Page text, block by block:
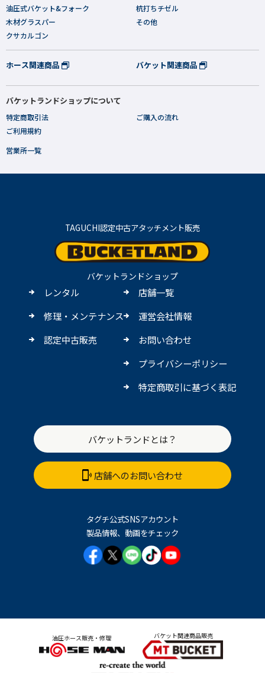
油圧式バケット&フォーク
木材グラスパー
クサカルゴン
杭打ちチゼル
その他
ホース関連商品 バケット関連商品
バケットランドショップについて
特定商取引法
ご利用規約
ご購入の流れ
営業所一覧
TAGUCHI認定中古アタッチメント販売
バケットランドショップ
レンタル
修理・メンテナンス
認定中古販売
店舗一覧
運営会社情報
お問い合わせ
プライバシーポリシー
特定商取引に基づく表記
バケットランドとは？
店舗へのお問い合わせ
タグチ公式SNSアカウント
製品情報、動画をチェック
油圧ホース販売・修理 バケット関連商品販売